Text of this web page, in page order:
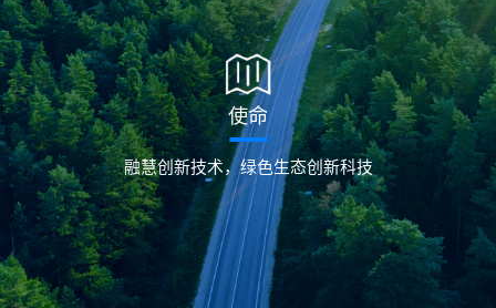
使命
融慧创新技术，绿色生态创新科技